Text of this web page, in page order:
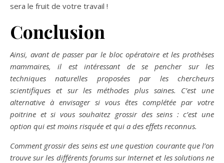
sera le fruit de votre travail !
Conclusion
Ainsi, avant de passer par le bloc opératoire et les prothèses
mammaires, il est intéressant de se pencher sur les
techniques naturelles proposées par les chercheurs
scientifiques et sur les méthodes plus saines. C’est une
alternative à envisager si vous êtes complétée par votre
poitrine et si vous souhaitez grossir des seins : c’est une
option qui est moins risquée et qui a des effets reconnus.
Comment grossir des seins est une question courante que l’on
trouve sur les différents forums sur Internet et les solutions ne